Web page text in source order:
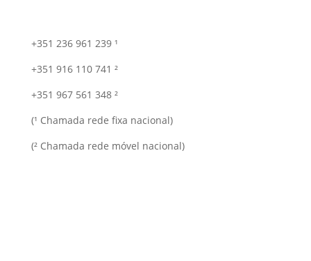
+351 236 961 239 ¹
+351 916 110 741 ²
+351 967 561 348 ²
(¹ Chamada rede fixa nacional)
(² Chamada rede móvel nacional)